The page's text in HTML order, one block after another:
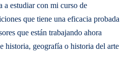
a estudiar con mi curso de
que tiene una eficacia probada
que están trabajando ahora
historia, geografía o historia del arte